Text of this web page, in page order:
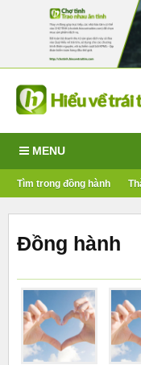
MENU
Tìm trong đồng hành
Đồng hành